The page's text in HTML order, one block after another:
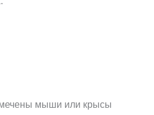
мыши или крысы